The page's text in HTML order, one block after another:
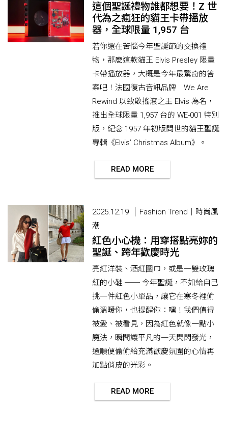
這個聖誕禮物誰都想要！Z 世
代為之瘋狂的貓王卡帶播放
器，全球限量 1,957 台
若你還在苦惱今年聖誕節的交換禮
物，那麼這款貓王 Elvis Presley 限量
卡帶播放器，大概是今年最驚奇的答
案吧！法國復古音訊品牌 We Are
Rewind 以致敬搖滾之王 Elvis 為名，
推出全球限量 1,957 台的 WE-001 特別
版，紀念 1957 年初版問世的貓王聖誕
專輯《Elvis’ Christmas Album》。
READ MORE
2025.12.19
Fashion Trend｜時尚風
潮
紅色小心機：用穿搭點亮妳的
聖誕、跨年歡慶時光
亮紅洋裝、酒紅圍巾，或是一雙玫瑰
紅的小鞋 ── 今年聖誕，不如給自己
挑一件紅色小單品，讓它在寒冬裡偷
偷溫暖你，也提醒你：嘿！我們值得
被愛、被看見，因為紅色就像一點小
魔法，瞬間讓平凡的一天閃閃發光，
還順便偷偷給充滿歡慶氛圍的心情再
加點俏皮的光彩。
READ MORE